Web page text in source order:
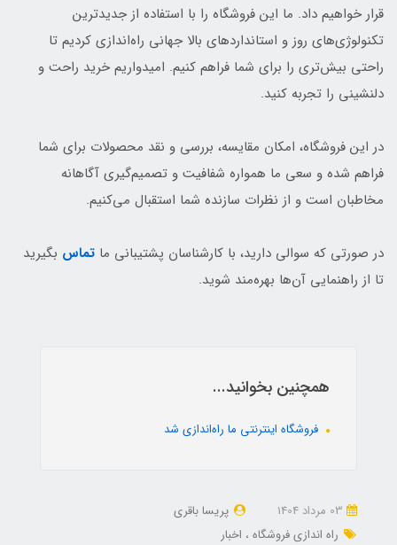
قرار خواهیم داد. ما این فروشگاه را با استفاده از جدیدترین
تکنولوژی‌های روز و استانداردهای بالا جهانی راه‌اندازی کردیم تا
راحتی بیش‌تری را برای شما فراهم کنیم. امیدواریم خرید راحت و
دلنشینی را تجربه کنید.
در این فروشگاه، امکان مقایسه، بررسی و نقد محصولات برای شما
فراهم شده و سعی ما همواره شفافیت و تصمیم‌گیری آگاهانه
مخاطبان است و از نظرات سازنده شما استقبال می‌کنیم.
در صورتی که سوالی دارید، با کارشناسان پشتیبانی ما تماس بگیرید
تا از راهنمایی آن‌ها بهره‌مند شوید.
همچنین بخوانید...
فروشگاه اینترنتی ما راه‌اندازی شد
پریسا باقری
راه اندازی فروشگاه
اخبار